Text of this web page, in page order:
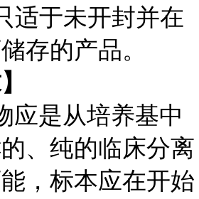
适于未开封并在
存的产品。
应是从培养基中
、纯的临床分离
，标本应在开始